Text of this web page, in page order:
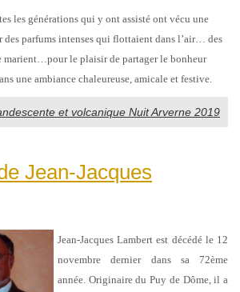
les générations qui y ont assisté ont vécu une
des parfums intenses qui flottaient dans l’air… des
marient…pour le plaisir de partager le bonheur
une ambiance chaleureuse, amicale et festive.
et volcanique Nuit Arverne 2019
Jean-Jacques
Jean-Jacques Lambert est décédé le 12
novembre dernier dans sa 72ème
année. Originairedu Puy de Dôme, il a